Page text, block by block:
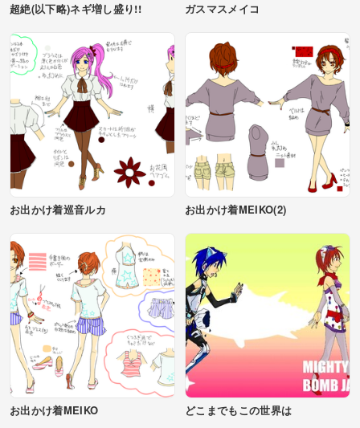
超絶(以下略)ネギ増し盛り!! ガスマスメイコ
お出かけ着巡音ルカ お出かけ着MEIKO(2)
お出かけ着MEIKO どこまでもこの世界は